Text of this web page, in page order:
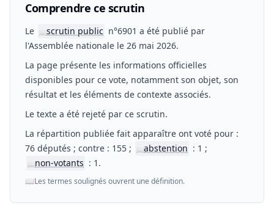
Comprendre ce scrutin
Le 📖scrutin public n°6901 a été publié par
l'Assemblée nationale le 26 mai 2026.
La page présente les informations officielles
disponibles pour ce vote, notamment son objet, son
résultat et les éléments de contexte associés.
Le texte a été rejeté par ce scrutin.
La répartition publiée fait apparaître ont voté pour :
76 députés ; contre : 155 ;
📖abstention : 1 ;
📖non-votants : 1.
📖Les termes soulignés ouvrent une définition.